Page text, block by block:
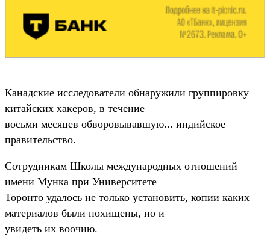
Канадские исследователи обнаружили группировку
китайских хакеров, в течение
восьми месяцев обворовывавшую... индийское
правительство.
Сотрудникам Школы международных отношений
имени Мунка при Университете
Торонто удалось не только установить, копии каких
материалов были похищены, но и
увидеть их воочию.